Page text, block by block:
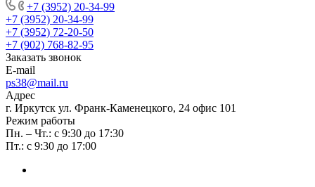
+7 (3952) 20-34-99
+7 (3952) 20-34-99
+7 (3952) 72-20-50
+7 (902) 768-82-95
Заказать звонок
E-mail
ps38@mail.ru
Адрес
г. Иркутск ул. Франк-Каменецкого, 24 офис 101
Режим работы
Пн. – Чт.: с 9:30 до 17:30
Пт.: с 9:30 до 17:00